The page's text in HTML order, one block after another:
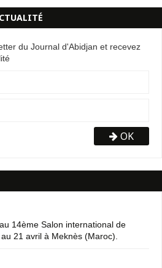
du Journal d'Abidjan et recevez
OK
14ème Salon international de
21 avril à Meknès (Maroc).